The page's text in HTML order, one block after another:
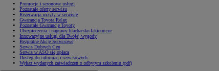
Promocje i sezonowe usługi
Pozostałe oferty serwisu
Rezerwacja wizyty w serwisie
Gwarancja Toyota Relax
Pozostałe Gwarancje Toyoty
Ubezpieczenia i naprawy blacharsko-lakiernicze
Innowacyjne usługi dla Twojej wygody
Bezpłatne Akcje Serwisowe
Serwis Dobrych Cen
Serwis w ASO się opłaca
Dostęp do informacji serwisowych
Wykaz wydanych zaświadczeń o odbytym szkoleniu (pdf)